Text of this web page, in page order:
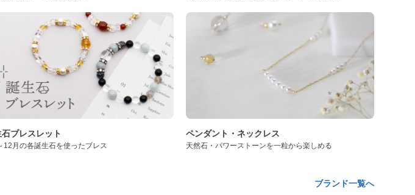
ブレスレット
12月の各誕生石を使ったブレス
ペンダント・ネックレス
天然石・パワーストーンを一粒から楽しめる
ブランド一覧へ